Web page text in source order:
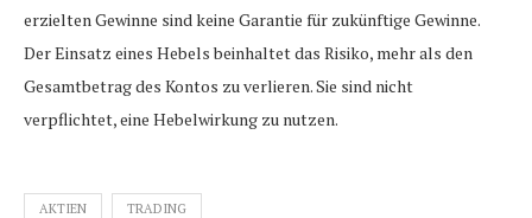
erzielten Gewinne sind keine Garantie für zukünftige Gewinne.
Der Einsatz eines Hebels beinhaltet das Risiko, mehr als den
Gesamtbetrag des Kontos zu verlieren. Sie sind nicht
verpflichtet, eine Hebelwirkung zu nutzen.
AKTIEN TRADING